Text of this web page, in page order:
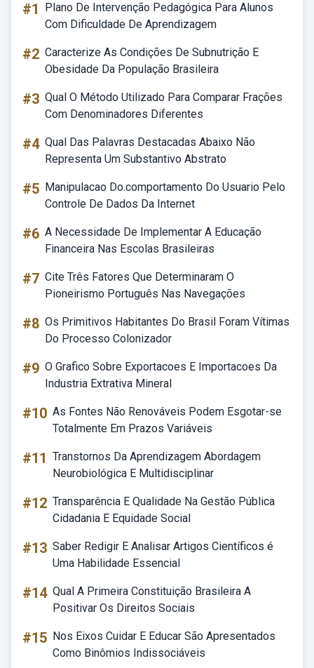
#1
Plano De Intervenção Pedagógica Para Alunos
Com Dificuldade De Aprendizagem
#2 Caracterize As Condições De Subnutrição E
Obesidade Da População Brasileira
#3 Qual O Método Utilizado Para Comparar Frações
Com Denominadores Diferentes
#4 Qual Das Palavras Destacadas Abaixo Não
Representa Um Substantivo Abstrato
#5 Manipulacao Do.comportamento Do Usuario Pelo
Controle De Dados Da Internet
#6 A Necessidade De Implementar A Educação
Financeira Nas Escolas Brasileiras
#7 Cite Três Fatores Que Determinaram O
Pioneirismo Português Nas Navegações
#8 Os Primitivos Habitantes Do Brasil Foram Vítimas
Do Processo Colonizador
#9 O Grafico Sobre Exportacoes E Importacoes Da
Industria Extrativa Mineral
#10 As Fontes Não Renováveis Podem Esgotar-se
Totalmente Em Prazos Variáveis
#11 Transtornos Da Aprendizagem Abordagem
Neurobiológica E Multidisciplinar
#12 Transparência E Qualidade Na Gestão Pública
Cidadania E Equidade Social
#13 Saber Redigir E Analisar Artigos Científicos é
Uma Habilidade Essencial
#14 Qual A Primeira Constituição Brasileira A
Positivar Os Direitos Sociais
#15 Nos Eixos Cuidar E Educar São Apresentados
Como Binômios Indissociáveis